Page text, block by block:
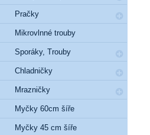
Pračky
Mikrovlnné trouby
Sporáky, Trouby
Chladničky
Mrazničky
Myčky 60cm šíře
Myčky 45 cm šíře